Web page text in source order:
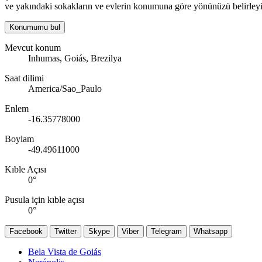
ve yakındaki sokakların ve evlerin konumuna göre yönünüzü
Konumumu bul
Mevcut konum
Inhumas, Goiás, Brezilya
Saat dilimi
America/Sao_Paulo
Enlem
-16.35778000
Boylam
-49.49611000
Kıble Açısı
0°
Pusula için kıble açısı
0°
Facebook Twitter Skype Viber Telegram Whatsapp
Bela Vista de Goiás